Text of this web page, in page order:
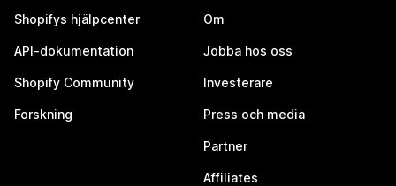
Shopifys hjälpcenter
API-dokumentation
Shopify Community
Forskning
Om
Jobba hos oss
Investerare
Press och media
Partner
Affiliates